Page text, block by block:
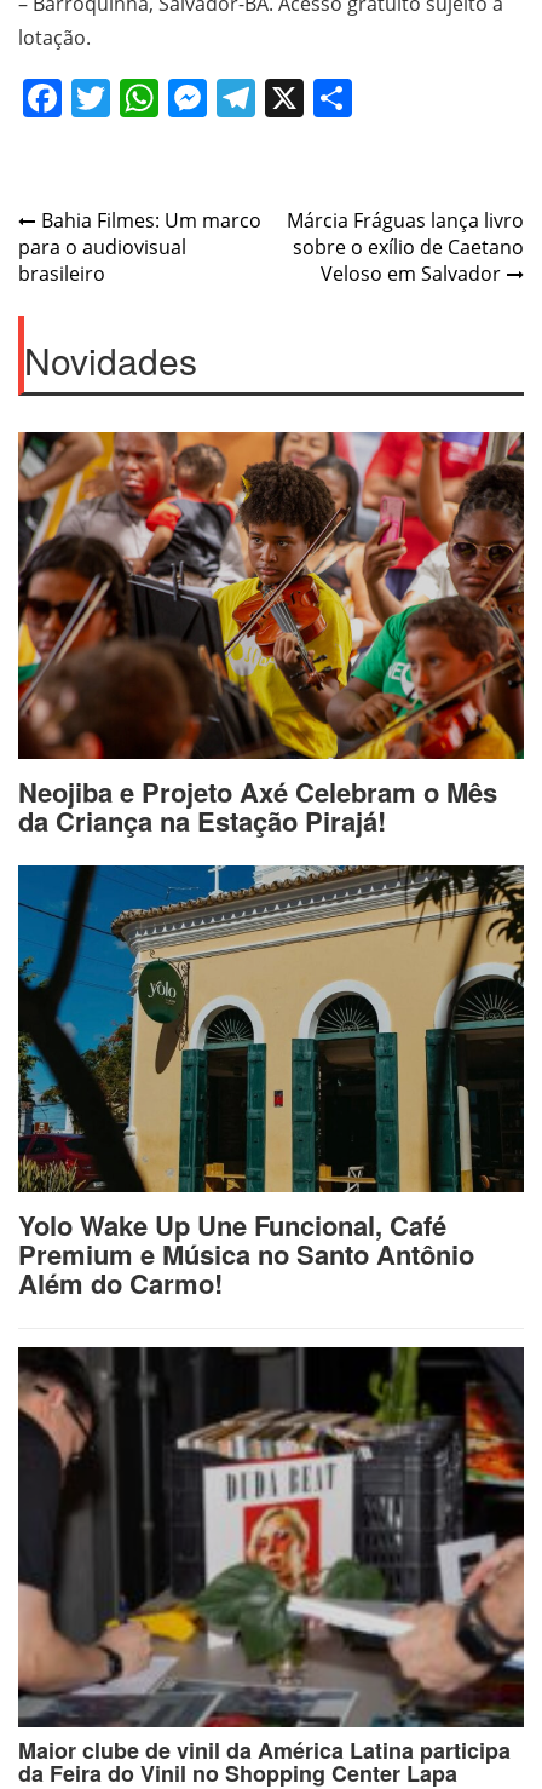
lotação.
Facebook
Twitter
WhatsApp
Messenger
Telegram
X
Navegação
de
Post
Bahia Filmes: Um marco
para o audiovisual
brasileiro
Márcia Fráguas lança livro
sobre o exílio de Caetano
Veloso em Salvador
Novidades
Neojiba e Projeto Axé Celebram o Mês
da Criança na Estação Pirajá!
Yolo Wake Up Une Funcional, Café
Premium e Música no Santo Antônio
Além do Carmo!
Maior clube de vinil da América Latina participa
da Feira do Vinil no Shopping Center Lapa